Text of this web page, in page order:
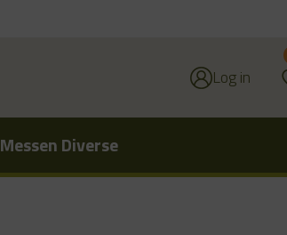
Log in
Messen Diverse